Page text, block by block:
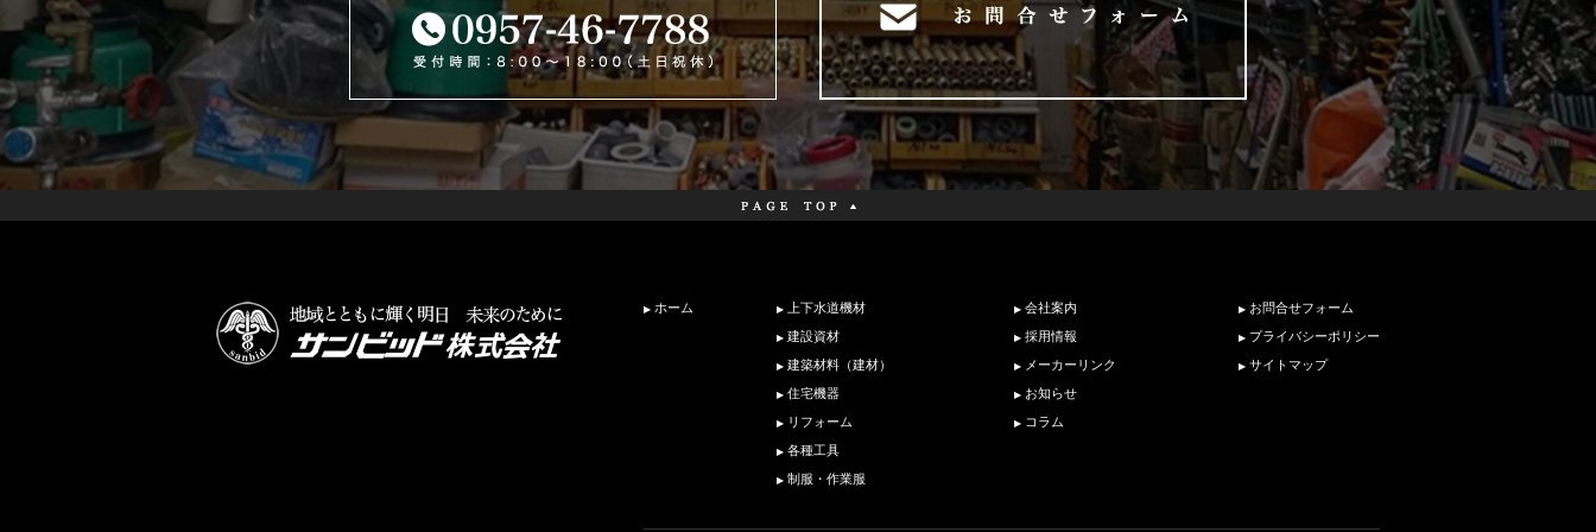
ホーム
上下水道機材
建設資材
建築材料（建材）
住宅機器
リフォーム
各種工具
制服・作業服
会社案内
採用情報
メーカーリンク
お知らせ
コラム
お問合せフォーム
プライバシーポリシー
サイトマップ